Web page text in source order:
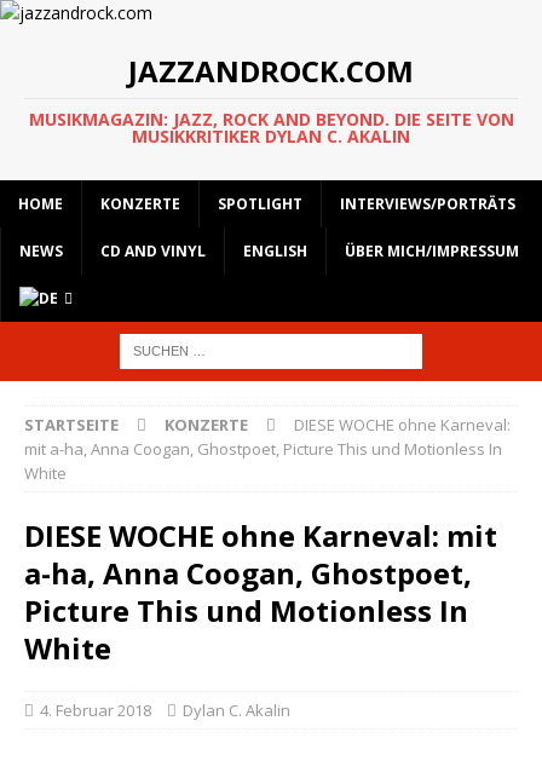
JAZZANDROCK.COM
MUSIKMAGAZIN: JAZZ, ROCK AND BEYOND. DIE SEITE VON
MUSIKKRITIKER DYLAN C. AKALIN
HOME KONZERTE SPOTLIGHT INTERVIEWS/PORTRÄTS
NEWS CD AND VINYL ENGLISH ÜBER MICH/IMPRESSUM
STARTSEITE KONZERTE
DIESE WOCHE ohne Karneval:
mit a-ha, Anna Coogan, Ghostpoet, Picture This und Motionless In
White
DIESE WOCHE ohne Karneval: mit
a-ha, Anna Coogan, Ghostpoet,
Picture This und Motionless In
White
4. Februar 2018 Dylan C. Akalin